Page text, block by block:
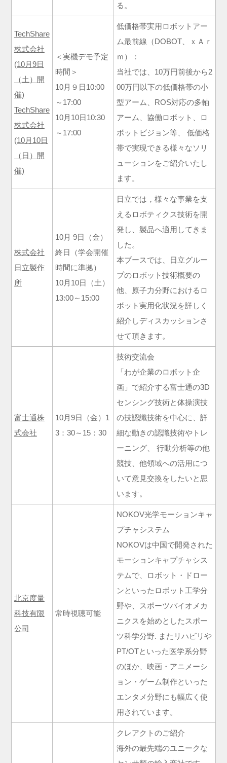
る。
TechShare
株式会社
(10月9日
（土）開
催)
TechShare
株式会社
(10月10日
（日）開
催)
＜実機デモ予定
時間＞
10月９日10:00
～17:00
10月10日10:30
～17:00
低価格帯実用ロボットアー
ム最前線（DOBOT、ｘＡｒ
ｍ）：
当社では、10万円前後から2
00万円以下の低価格帯の小
型アーム、ROS対応の多軸
アーム、協働ロボット、ロ
ボットビジョン等、 低価格
帯で実現できる様々なソリ
ューションをご紹介いたし
ます。
株式会社
日立製作
所
10月 9日（金）
終日（学会開催
時間に準拠）
10月10日（土）
13:00～15:00
日立では，様々な事業を支
えるロボティクス技術を開
発し、製品へ適用してきま
した。
本ブースでは、日立グルー
プのロボット技術概要の
他、原子力分野におけるロ
ボット実用化状況を詳しく
紹介しディスカッションさ
せて頂きます。
富士通株
式会社
10月9日（金）1
3：30～15：30
技術交流会
「わが企業のロボット企
画」で紹介する富士通の3D
センシング技術と体操演技
の技認識技術を中心に、詳
細な動きの認識技術やトレ
ーニング、 行動分析等の他
競技、他領域への活用につ
いて意見交換をしたいと思
います。
北京度量
科技有限
公司
常時視聴可能
NOKOV光学モーションキャ
プチャシステム
NOKOVは中国で開発された
モーションキャプチャシス
テムで、ロボット・ドロー
ンといったロボット工学分
野や、スポーツバイオメカ
ニクスを始めとしたスポー
ツ科学分野. またリハビリや
PT/OTといった医学系分野
のほか、映画・アニメーシ
ョン・ゲーム制作といった
エンタメ分野にも幅広く使
用されています。
クレアクトのご紹介
海外の最先端のユニークな